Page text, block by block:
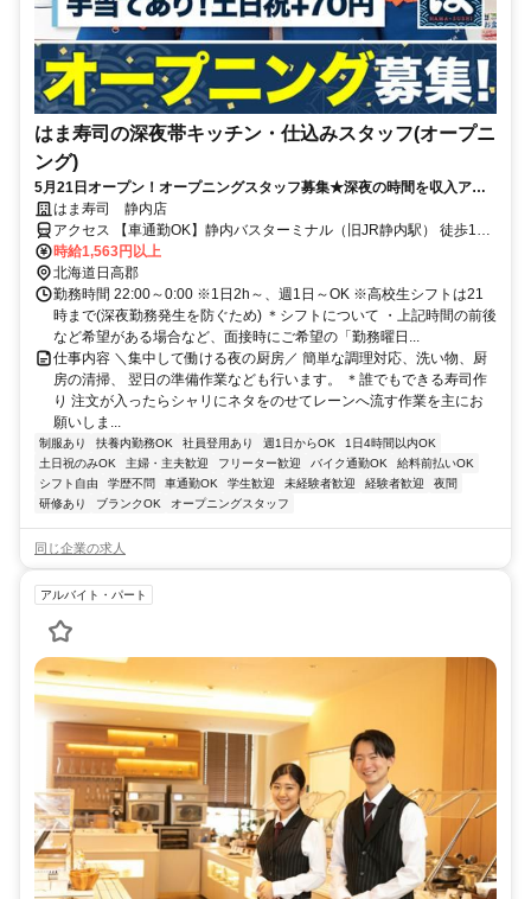
はま寿司の深夜帯キッチン・仕込みスタッフ(オープニ
ング)
5月21日オープン！オープニングスタッフ募集★深夜の時間を収入アッ
プに！フリーター多数活躍中♪高収入を目指せる環境です！
はま寿司 静内店
アクセス 【車通勤OK】静内バスターミナル（旧JR静内駅） 徒歩12
分
時給1,563円以上
北海道日高郡
勤務時間 22:00～0:00 ※1日2h～、週1日～OK ※高校生シフトは21
時まで(深夜勤務発生を防ぐため) ＊シフトについて ・上記時間の前後
など希望がある場合など、面接時にご希望の「勤務曜日...
仕事内容 ＼集中して働ける夜の厨房／ 簡単な調理対応、洗い物、厨
房の清掃、 翌日の準備作業なども行います。 ＊誰でもできる寿司作
り 注文が入ったらシャリにネタをのせてレーンへ流す作業を主にお
願いしま...
制服あり 扶養内勤務OK 社員登用あり 週1日からOK
1日4時間以内OK
土日祝のみOK
主婦・主夫歓迎 フリーター歓迎 バイク通勤OK
給料前払いOK
シフト自由
学歴不問 車通勤OK 学生歓迎 未経験者歓迎 経験者歓迎
夜間
研修あり
ブランクOK オープニングスタッフ
同じ企業の求人
アルバイト・パート